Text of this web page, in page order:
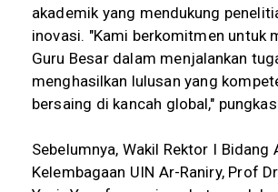
akademik yang mendukung
inovasi. "Kami berkomitmen untuk
Guru Besar dalam menjalankan
menghasilkan lulusan yang
bersaing di kancah global,"
Sebelumnya, Wakil Rektor I Bidang
Kelembagaan UIN Ar-Raniry, Prof